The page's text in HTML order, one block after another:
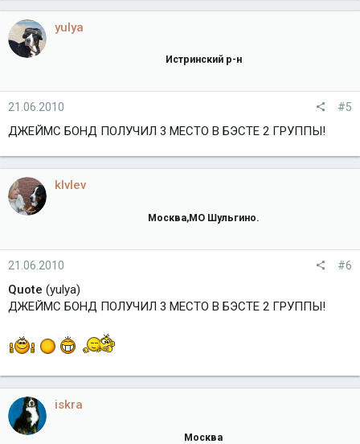
yulya
Истринский р-н
21.06.2010 #5
ДЖЕЙМС БОНД ПОЛУЧИЛ 3 МЕСТО В БЭСТЕ 2 ГРУППЫ!
klvlev
Москва,МО Шульгино.
21.06.2010 #6
Quote (yulya)
ДЖЕЙМС БОНД ПОЛУЧИЛ 3 МЕСТО В БЭСТЕ 2 ГРУППЫ!
iskra
Москва